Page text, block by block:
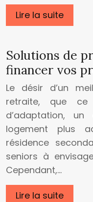
Lire la suite
Solutions de
financer vos
Le désir d’un
retraite, que
d’adaptation,
logement plus
résidence
seniors à
Cependant,…
Lire la suite